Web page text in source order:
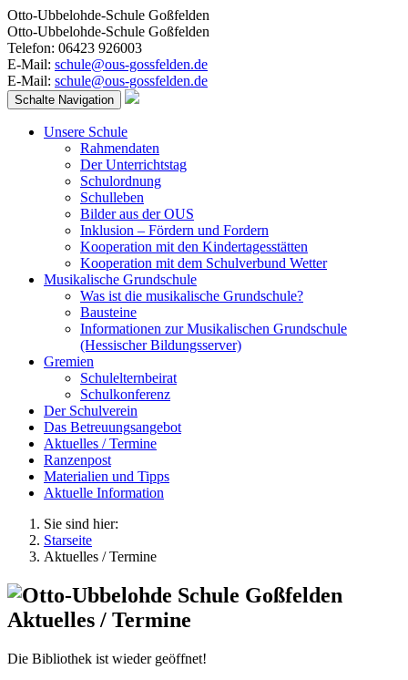
Otto-Ubbelohde-Schule Goßfelden
Otto-Ubbelohde-Schule Goßfelden
Telefon: 06423 926003
E-Mail: schule@ous-gossfelden.de
E-Mail: schule@ous-gossfelden.de
Schalte Navigation
Unsere Schule
Rahmendaten
Der Unterrichtstag
Schulordnung
Schulleben
Bilder aus der OUS
Inklusion – Fördern und Fordern
Kooperation mit den Kindertagesstätten
Kooperation mit dem Schulverbund Wetter
Musikalische Grundschule
Was ist die musikalische Grundschule?
Bausteine
Informationen zur Musikalischen Grundschule
(Hessischer Bildungsserver)
Gremien
Schulelternbeirat
Schulkonferenz
Der Schulverein
Das Betreuungsangebot
Aktuelles / Termine
Ranzenpost
Materialien und Tipps
Aktuelle Information
Sie sind hier:
Starseite
Aktuelles / Termine
Aktuelles / Termine
Die Bibliothek ist wieder geöffnet!